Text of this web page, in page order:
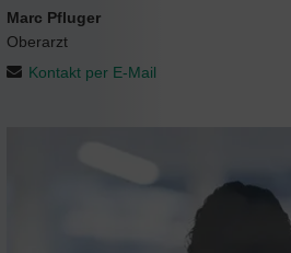
Marc Pfluger
Oberarzt
Kontakt per E-Mail